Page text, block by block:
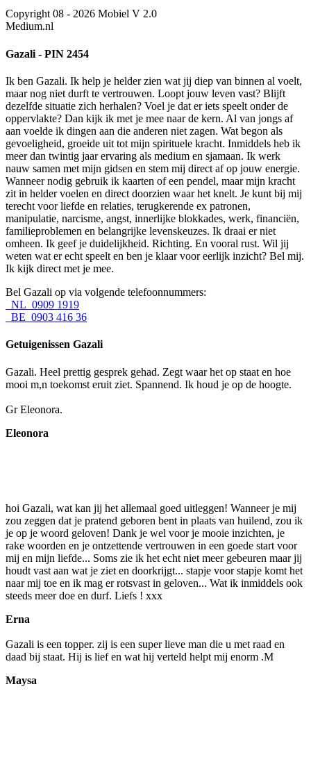
Copyright 08 - 2026 Mobiel V 2.0
Medium.nl
Gazali - PIN 2454
Ik ben Gazali. Ik help je helder zien wat jij diep van binnen al voelt,
maar nog niet durft te vertrouwen. Loopt jouw leven vast? Blijft
dezelfde situatie zich herhalen? Voel je dat er iets speelt onder de
oppervlakte? Dan kijk ik met je mee naar de kern. Al van jongs af
aan voelde ik dingen aan die anderen niet zagen. Wat begon als
gevoeligheid, groeide uit tot mijn spirituele kracht. Inmiddels heb ik
meer dan twintig jaar ervaring als medium en sjamaan. Ik werk
nauw samen met mijn gidsen en stem mij direct af op jouw energie.
Wanneer nodig gebruik ik kaarten of een pendel, maar mijn kracht
zit in helder voelen en direct doorzien waar het knelt. Je kunt bij mij
terecht voor liefde en relaties, terugkerende ex patronen,
manipulatie, narcisme, angst, innerlijke blokkades, werk, financiën,
familieproblemen en belangrijke levenskeuzes. Ik draai er niet
omheen. Ik geef je duidelijkheid. Richting. En vooral rust. Wil jij
weten wat er echt speelt en ben je klaar voor eerlijk inzicht? Bel mij.
Ik kijk direct met je mee.
Bel Gazali op via volgende telefoonnummers:
NL 0909 1919
BE 0903 416 36
Getuigenissen Gazali
Gazali. Heel prettig gesprek gehad. Zegt waar het op staat en hoe
mooi m,n toekomst eruit ziet. Spannend. Ik houd je op de hoogte.
Gr Eleonora.
Eleonora
hoi Gazali, wat kan jij het allemaal goed uitleggen! Wanneer je mij
zou zeggen dat je pratend geboren bent in plaats van huilend, zou ik
je op je woord geloven! Dank je wel voor je mooie inzichten, je
rake woorden en je ontzettende vertrouwen in een goede start voor
mij en mijn liefde... Soms zie ik het echt niet meer gebeuren maar jij
houdt vast aan wat je ziet en doorkrijgt... stapje voor stapje komt het
naar mij toe en ik mag er rotsvast in geloven... Wat ik inmiddels ook
steeds meer doe en durf. Liefs ! xxx
Erna
Gazali is een topper. zij is een super lieve man die u met raad en
daad bij staat. Hij is lief en wat hij verteld helpt mij enorm .M
Maysa